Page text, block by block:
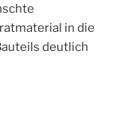
in die
deutlich